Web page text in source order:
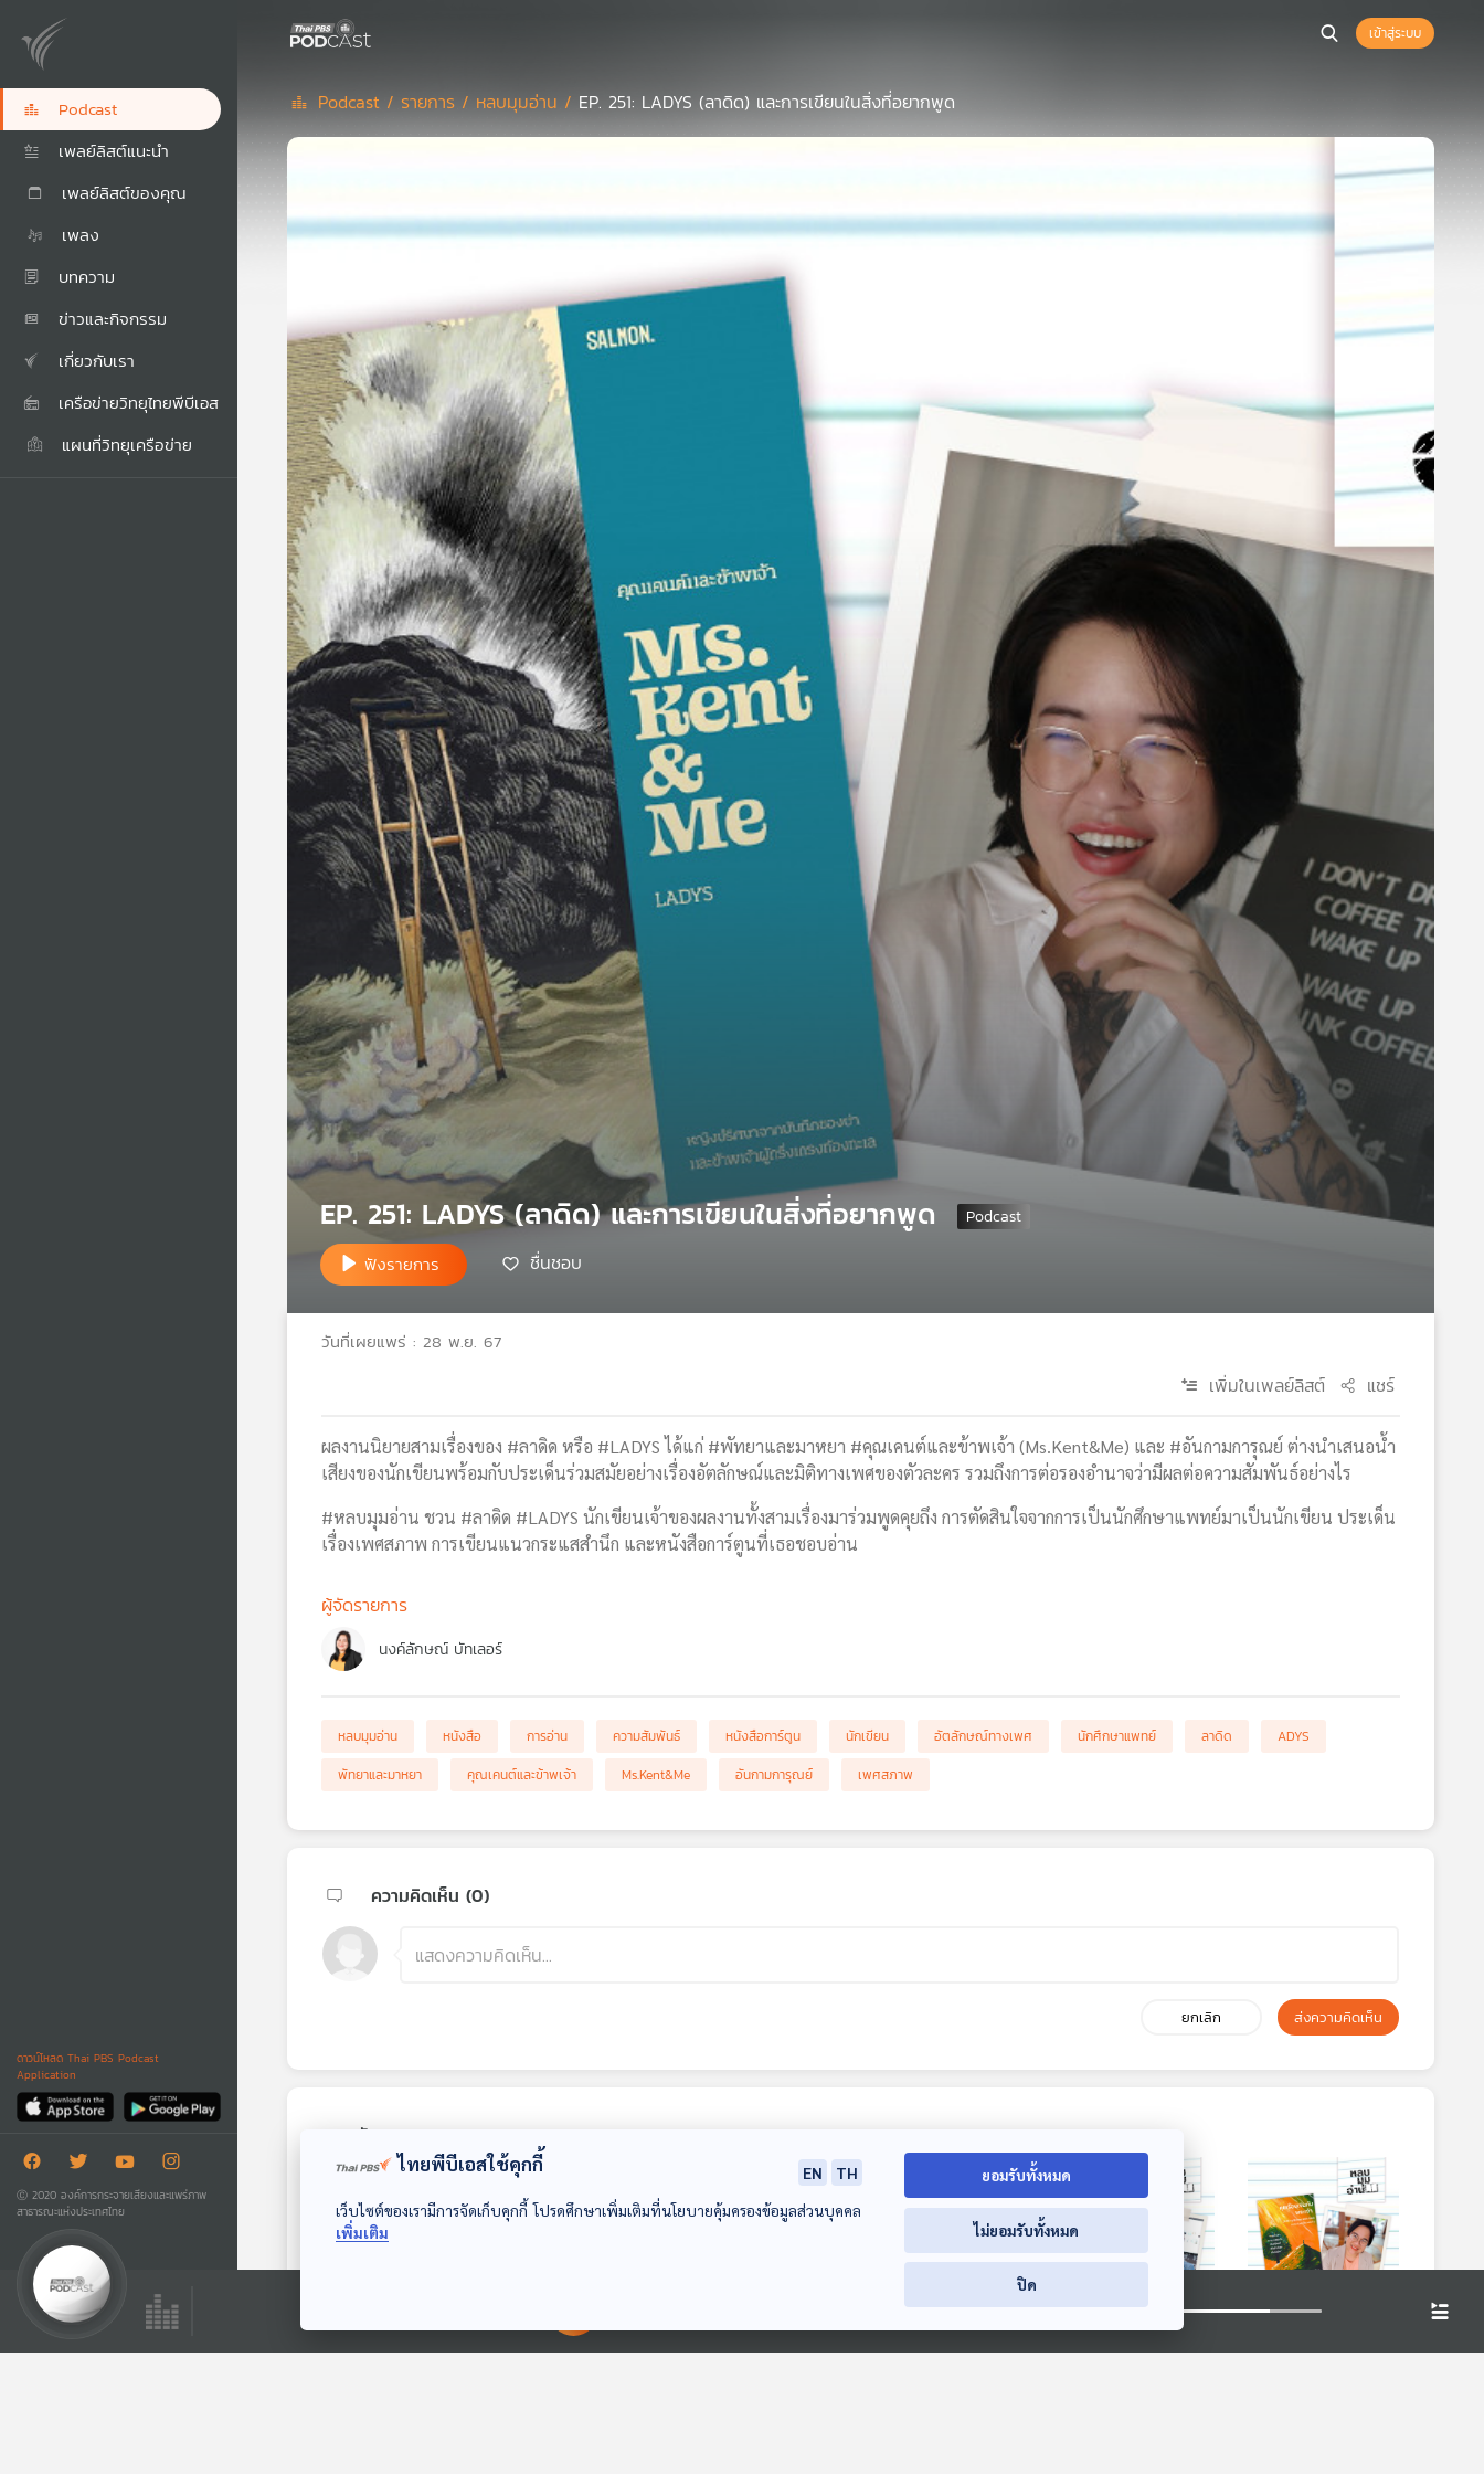
Podcast
เพลย์ลิสต์แนะนำ
เพลย์ลิสต์ของคุณ
เพลง
บทความ
ข่าวและกิจกรรม
เกี่ยวกับเรา
เครือข่ายวิทยุไทยพีบีเอส
แผนที่วิทยุเครือข่าย
ดาวน์โหลด Thai PBS Podcast
Application
Ⓒ 2020 องค์การกระจายเสียงและแพร่ภาพ
สาธารณะแห่งประเทศไทย
เข้าสู่ระบบ
Podcast / รายการ / หลบมุมอ่าน / EP. 251: LADYS (ลาดิด) และการเขียนในสิ่งที่อยากพูด
EP. 251: LADYS (ลาดิด) และการเขียนในสิ่งที่อยากพูด
ฟังรายการ ชื่นชอบ
วันที่เผยแพร่ : 28 พ.ย. 67
เพิ่มในเพลย์ลิสต์ แชร์
ผลงานนิยายสามเรื่องของ #ลาดิด หรือ #LADYS ได้แก่ #พัทยาและมาหยา #คุณเคนต์และข้าพเจ้า (Ms.Kent&Me) และ #อันกามการุณย์ ต่างนำเสนอน้ำ
เสียงของนักเขียนพร้อมกับประเด็นร่วมสมัยอย่างเรื่องอัตลักษณ์และมิติทางเพศของตัวละคร รวมถึงการต่อรองอำนาจว่ามีผลต่อความสัมพันธ์อย่างไร
#หลบมุมอ่าน ชวน #ลาดิด #LADYS นักเขียนเจ้าของผลงานทั้งสามเรื่องมาร่วมพูดคุยถึง การตัดสินใจจากการเป็นนักศึกษาแพทย์มาเป็นนักเขียน ประเด็น
เรื่องเพศสภาพ การเขียนแนวกระแสสำนึก และหนังสือการ์ตูนที่เธอชอบอ่าน
ผู้จัดรายการ
นงค์ลักษณ์ บัทเลอร์
หลบมุมอ่าน หนังสือ การอ่าน ความสัมพันธ์ หนังสือการ์ตูน นักเขียน อัตลักษณ์ทางเพศ นักศึกษาแพทย์ ลาดิด
ADYS
พัทยาและมาหยา
คุณเคนต์และข้าพเจ้า Ms.Kent&Me อันกามการุณย์ เพศสภาพ
ความคิดเห็น (0)
ยกเลิก ส่งความคิดเห็น
ตอนถัดไป
EP. 252: กอดบ้านไผ่
พู้นเด้
EP. 253: แม่บ้านอิสระ
on the Move
EP. 254: การผจญ
ภัยภายในจิตใจของชา
EP. 255: ผู้หญิงขอ
งออร์ฮาน ปามุก
EP. 256: สำนักพิมพ์
คมบางกับ
กับพระเจ้า
00:00:00
ไทยพีบีเอสใช้คุกกี้ EN
TH
เว็บไซต์ของเรามีการจัดเก็บคุกกี้ โปรดศึกษาเพิ่มเติมที่นโยบายคุ้มครองข้อมูลส่วนบุคคล
เพิ่มเติม
ยอมรับทั้งหมด
ไม่ยอมรับทั้งหมด
ปิด